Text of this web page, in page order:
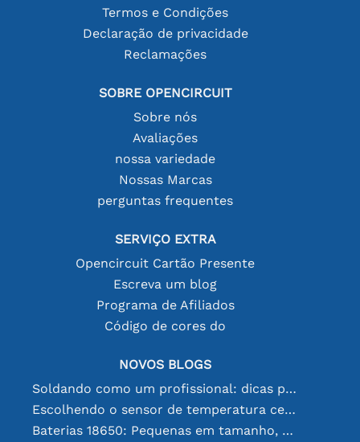
Termos e Condições
Declaração de privacidade
Reclamações
SOBRE OPENCIRCUIT
Sobre nós
Avaliações
nossa variedade
Nossas Marcas
perguntas frequentes
SERVIÇO EXTRA
Opencircuit Cartão Presente
Escreva um blog
Programa de Afiliados
Código de cores do
NOVOS BLOGS
Soldando como um profissional: dicas para conexões eletrônicas perfeitas
Escolhendo o sensor de temperatura certo [youtube]
Baterias 18650: Pequenas em tamanho, grandes em desempenho